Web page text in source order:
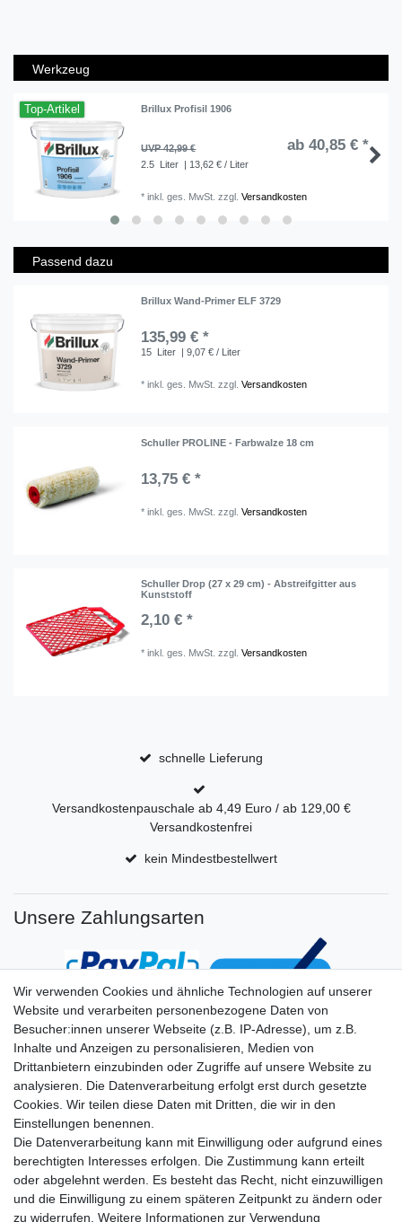
Werkzeug
Top-Artikel Brillux Profisil 1906
UVP 42,99 € ab 40,85 € *
2.5 Liter | 13,62 € / Liter
*inkl. ges. MwSt. zzgl.Versandkosten
Passend dazu
Brillux Wand-Primer ELF 3729
135,99 € *
15 Liter | 9,07 € / Liter
*inkl. ges. MwSt. zzgl.Versandkosten
Schuller PROLINE - Farbwalze 18 cm
13,75 € *
*inkl. ges. MwSt. zzgl.Versandkosten
Schuller Drop (27 x 29 cm) - Abstreifgitter aus
Kunststoff
2,10 € *
*inkl. ges. MwSt. zzgl.Versandkosten
schnelle Lieferung
Versandkostenpauschale ab 4,49 Euro / ab 129,00 €
Versandkostenfrei
kein Mindestbestellwert
Unsere Zahlungsarten
Wir verwenden Cookies und ähnliche Technologien auf unserer
Website und verarbeiten personenbezogene Daten von
Besucher:innen unserer Webseite (z.B. IP-Adresse), um z.B.
Inhalte und Anzeigen zu personalisieren, Medien von
Drittanbietern einzubinden oder Zugriffe auf unsere Website zu
analysieren. Die Datenverarbeitung erfolgt erst durch gesetzte
Cookies. Wir teilen diese Daten mit Dritten, die wir in den
Einstellungen benennen.
Die Datenverarbeitung kann mit Einwilligung oder aufgrund eines
berechtigten Interesses erfolgen. Die Zustimmung kann erteilt
oder abgelehnt werden. Es besteht das Recht, nicht einzuwilligen
und die Einwilligung zu einem späteren Zeitpunkt zu ändern oder
zu widerrufen. Weitere Informationen zur Verwendung